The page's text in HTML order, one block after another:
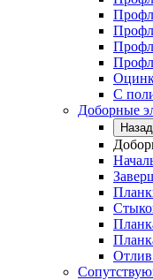
С
Доборные
Назад
Отлив